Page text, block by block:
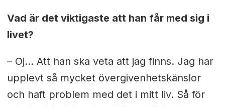
Vad är det viktigaste att han får med sig i
livet?
– Oj… Att han ska veta att jag finns. Jag har
upplevt så mycket övergivenhetskänslor
och haft problem med det i mitt liv. Så för